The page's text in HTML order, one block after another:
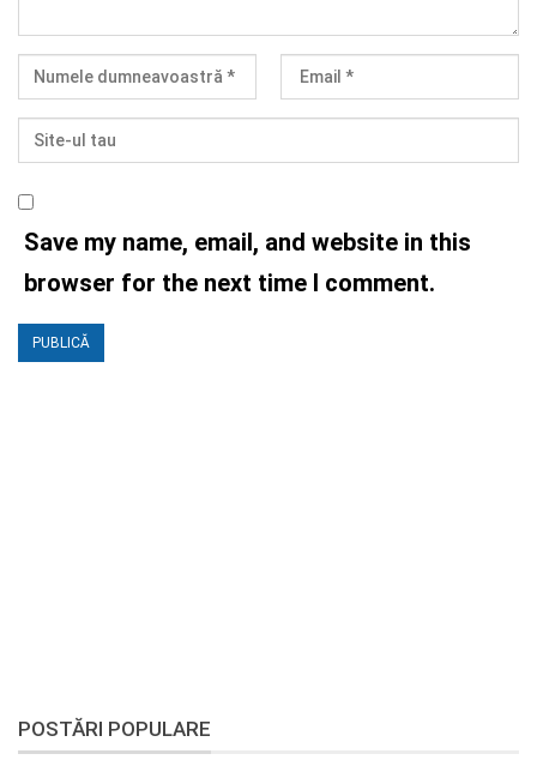
Save my name, email, and website in this
browser for the next time I comment.
POSTĂRI POPULARE